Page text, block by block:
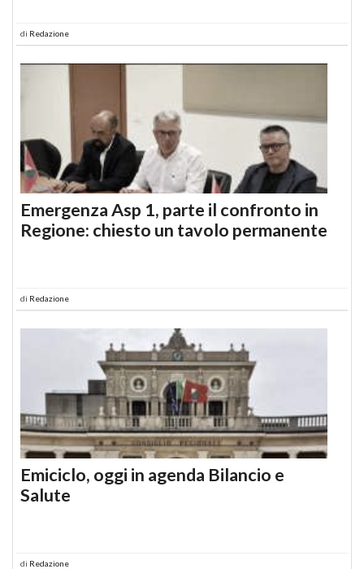
di Redazione
Emergenza Asp 1, parte il confronto in
Regione: chiesto un tavolo permanente
di Redazione
Emiciclo, oggi in agenda Bilancio e
Salute
di Redazione